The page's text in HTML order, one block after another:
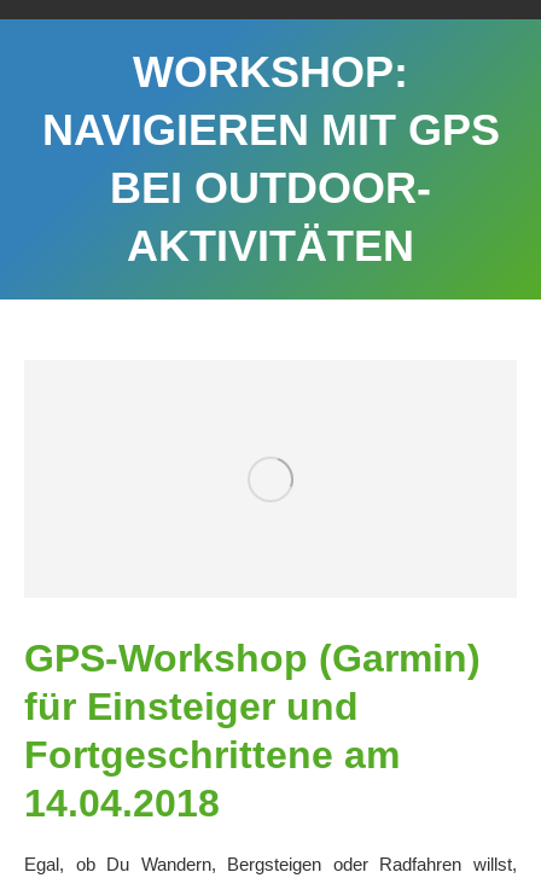
WORKSHOP:
NAVIGIEREN MIT GPS
BEI OUTDOOR-
AKTIVITÄTEN
GPS-Workshop (Garmin)
für Einsteiger und
Fortgeschrittene am
14.04.2018
Egal, ob Du Wandern, Bergsteigen oder Radfahren willst,